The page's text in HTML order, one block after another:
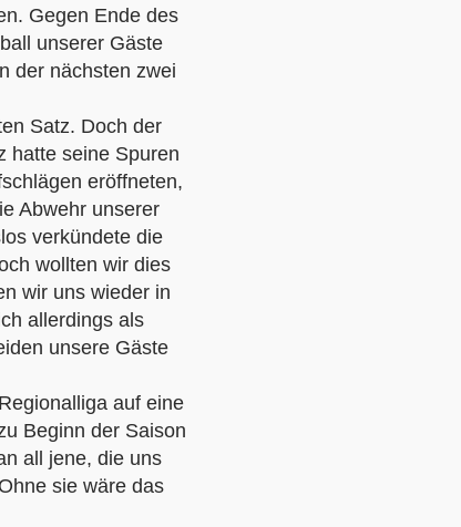
Gegen Ende des
unserer Gäste
der nächsten zwei
Satz. Doch der
hatte seine Spuren
eröffneten,
Abwehr unserer
verkündete die
wollten wir dies
wir uns wieder in
allerdings als
unsere Gäste
auf eine
Beginn der Saison
all jene, die uns
sie wäre das